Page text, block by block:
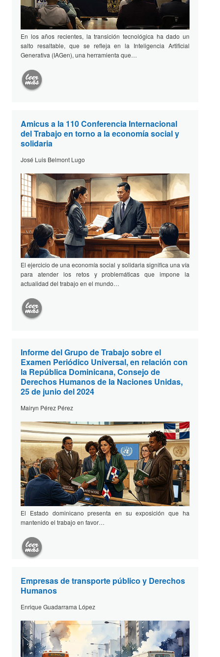
En los años recientes, la transición tecnológica ha dado un
salto resaltable, que se refleja en la Inteligencia Artificial
Generativa (IAGen), una herramienta que…
Amicus a la 110 Conferencia Internacional
del Trabajo en torno a la economía social y
solidaria
José Luis Belmont Lugo
El ejercicio de una economía social y solidaria significa una vía
para atender los retos y problemáticas que impone la
actualidad del trabajo en el mundo…
Informe del Grupo de Trabajo sobre el
Examen Periódico Universal, en relación con
la República Dominicana, Consejo de
Derechos Humanos de la Naciones Unidas,
25 de junio del 2024
Mairyn Pérez Pérez
El Estado dominicano presenta en su exposición que ha
mantenido el trabajo en favor…
Empresas de transporte público y Derechos
Humanos
Enrique Guadarrama López